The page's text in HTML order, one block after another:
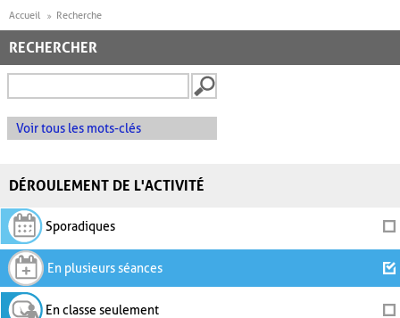
Accueil Recherche
RECHERCHER
Voir tous les mots-clés
DÉROULEMENT DE L'ACTIVITÉ
Sporadiques
En plusieurs séances
En classe seulement